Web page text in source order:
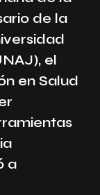
de la
el
en Salud
a